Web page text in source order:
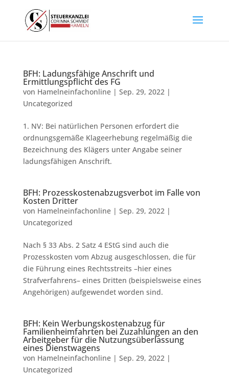
BFH: Ladungsfähige Anschrift und
Ermittlungspflicht des FG
von Hamelneinfachonline| Sep. 29, 2022|
Uncategorized
1. NV: Bei natürlichen Personen erfordert die
ordnungsgemäße Klageerhebung regelmäßig die
Bezeichnung des Klägers unter Angabe seiner
ladungsfähigen Anschrift.
BFH: Prozesskostenabzugsverbot im Falle von
Kosten Dritter
von Hamelneinfachonline| Sep. 29, 2022|
Uncategorized
Nach § 33 Abs. 2 Satz 4 EStG sind auch die
Prozesskosten vom Abzug ausgeschlossen, die für
die Führung eines Rechtsstreits –hier eines
Strafverfahrens– eines Dritten (beispielsweise eines
Angehörigen) aufgewendet worden sind.
BFH: Kein Werbungskostenabzug für
Familienheimfahrten bei Zuzahlungen an den
Arbeitgeber für die Nutzungsüberlassung
eines Dienstwagens
von Hamelneinfachonline| Sep. 29, 2022|
Uncategorized